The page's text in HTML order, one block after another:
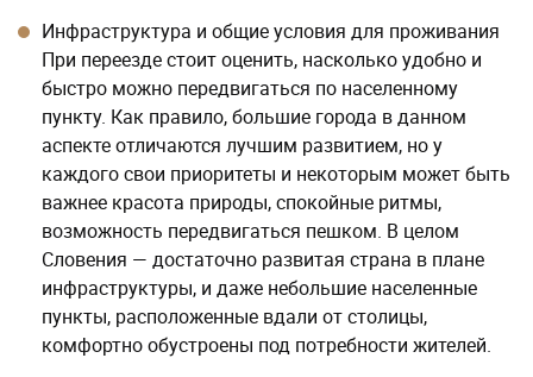
Инфраструктура и общие условия для проживания
При переезде стоит оценить, насколько удобно и
быстро можно передвигаться по населенному
пункту. Как правило, большие города в данном
аспекте отличаются лучшим развитием, но у
каждого свои приоритеты и некоторым может быть
важнее красота природы, спокойные ритмы,
возможность передвигаться пешком. В целом
Словения — достаточно развитая страна в плане
инфраструктуры, и даже небольшие населенные
пункты, расположенные вдали от столицы,
комфортно обустроены под потребности жителей.